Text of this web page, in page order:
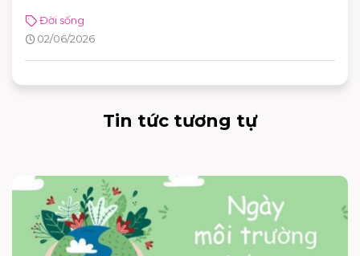
AEON MALL Bình Tân là điểm đến rất phù hợp cho cả gia
đình, nhóm bạn lẫn các buổi hẹn hò cuối tuần.
Đời sống
02/06/2026
Tin tức tương tự